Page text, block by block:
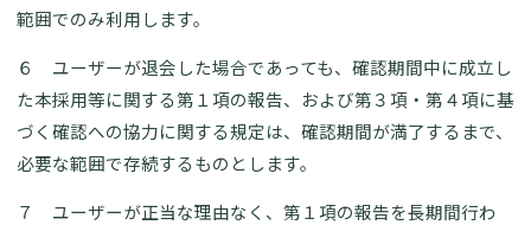
範囲でのみ利用します。
６ ユーザーが退会した場合であっても、確認期間中に成立し
た本採用等に関する第１項の報告、および第３項・第４項に基
づく確認への協力に関する規定は、確認期間が満了するまで、
必要な範囲で存続するものとします。
７ ユーザーが正当な理由なく、第１項の報告を長期間行わ